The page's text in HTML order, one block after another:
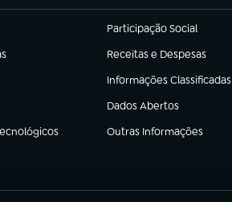
Participação Social
(abre em nova aba)
Receitas e Despesas
(abre em nova aba)
Informações Classificadas
(abre em nova aba)
Dados Abertos
(abre em nova aba)
Outras Informações
(abre em nova aba)